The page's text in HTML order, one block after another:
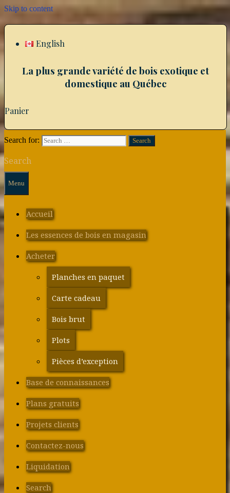
Skip to content
English
La plus grande variété de bois exotique et
domestique au Québec
Panier
Search for:
Search
Menu
Accueil
Les essences de bois en magasin
Acheter
Planches en paquet
Carte cadeau
Bois brut
Plots
Pièces d’exception
Base de connaissances
Plans gratuits
Projets clients
Contactez-nous
Liquidation
Search